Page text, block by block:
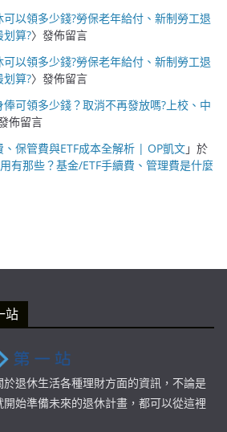
可以領多少錢?勞保老年給付、新制勞工退
算?〉發佈留言
可以領多少錢?勞保老年給付、新制勞工退
算?〉發佈留言
俸可領多少錢？取消不再發放嗎?上校、中
佈留言
保管費與ETF成本全解析 | OP凱文」於
有那些？基金/ETF手續費、管理費是什麼
站
退休生活各種理財方面的資訊，不論是
始準備未來的退休計畫，都可以從這裡